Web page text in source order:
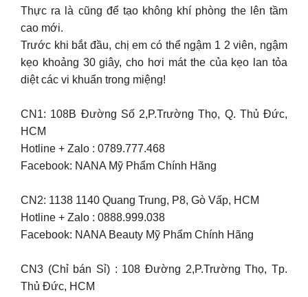
Thực ra là cũng để tạo không khí phòng the lên tầm
cao mới.
Trước khi bắt đầu, chị em có thể ngậm 1 2 viên, ngậm
kẹo khoảng 30 giây, cho hơi mát the của kẹo lan tỏa
diệt các vi khuẩn trong miệng!
CN1: 108B Đường Số 2,P.Trường Thọ, Q. Thủ Đức,
HCM
Hotline + Zalo : 0789.777.468
Facebook: NANA Mỹ Phẩm Chính Hãng
CN2: 1138 1140 Quang Trung, P8, Gò Vấp, HCM
Hotline + Zalo : 0888.999.038
Facebook: NANA Beauty Mỹ Phẩm Chính Hãng
CN3 (Chỉ bán Sỉ) : 108 Đường 2,P.Trường Thọ, Tp.
Thủ Đức, HCM